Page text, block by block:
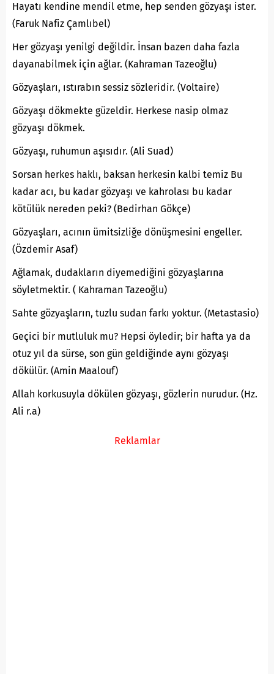
Hayatı kendine mendil etme, hep senden gözyaşı ister.
(Faruk Nafiz Çamlıbel)
Her gözyaşı yenilgi değildir. İnsan bazen daha fazla
dayanabilmek için ağlar. (Kahraman Tazeoğlu)
Gözyaşları, ıstırabın sessiz sözleridir. (Voltaire)
Gözyaşı dökmekte güzeldir. Herkese nasip olmaz
gözyaşı dökmek.
Gözyaşı, ruhumun aşısıdır. (Ali Suad)
Sorsan herkes haklı, baksan herkesin kalbi temiz Bu
kadar acı, bu kadar gözyaşı ve kahrolası bu kadar
kötülük nereden peki? (Bedirhan Gökçe)
Gözyaşları, acının ümitsizliğe dönüşmesini engeller.
(Özdemir Asaf)
Ağlamak, dudakların diyemediğini gözyaşlarına
söyletmektir. ( Kahraman Tazeoğlu)
Sahte gözyaşların, tuzlu sudan farkı yoktur. (Metastasio)
Geçici bir mutluluk mu? Hepsi öyledir; bir hafta ya da
otuz yıl da sürse, son gün geldiğinde aynı gözyaşı
dökülür. (Amin Maalouf)
Allah korkusuyla dökülen gözyaşı, gözlerin nurudur. (Hz.
Ali r.a)
Reklamlar